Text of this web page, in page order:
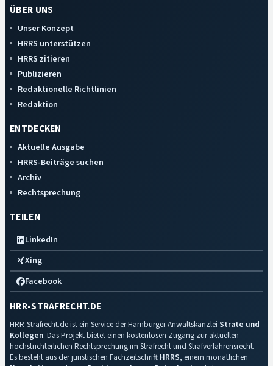
ÜBER UNS
Unser Konzept
HRRS unterstützen
HRRS zitieren
Publizieren
Redaktionelle Richtlinien
Redaktion
ENTDECKEN
Aktuelle Ausgabe
HRRS-Beiträge suchen
Archiv
Rechtsprechung
TEILEN
LinkedIn
Xing
Facebook
HRR-STRAFRECHT.DE
HRR-Strafrecht.de ist ein Service der Hamburger Anwaltskanzlei Strate und
Kollegen. Das Projekt bietet einen kostenlosen Zugang zur aktuellen
höchstrichterlichen Rechtsprechung im Strafrecht und Strafverfahrensrecht.
Es besteht aus der juristischen Fachzeitschrift HRRS, einem monatlichen